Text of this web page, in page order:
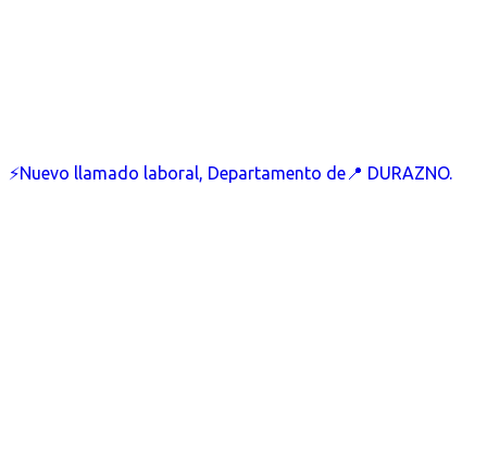
⚡Nuevo llamado laboral, Departamento de📍 DURAZNO.